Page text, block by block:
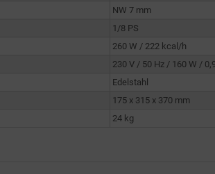
NW 7 mm
1/8 PS
260 W / 222 kcal/h
230 V / 50 Hz / 160 W /
Edelstahl
175 x 315 x 370 mm
24 kg